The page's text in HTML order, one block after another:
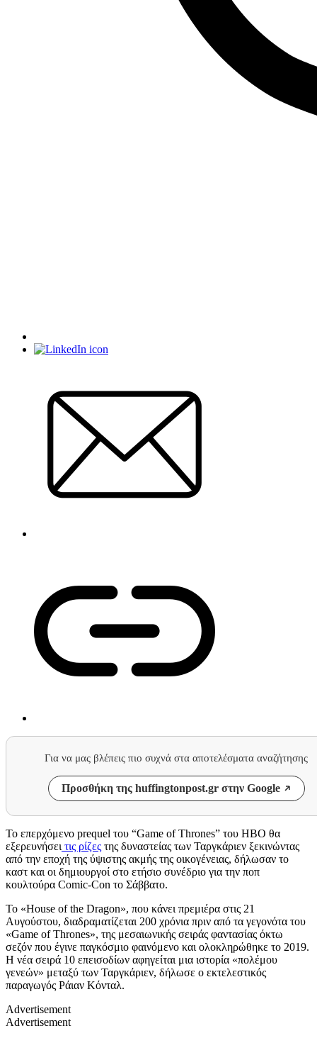
Για να μας βλέπεις πιο συχνά στα αποτελέσματα αναζήτησης
Προσθήκη της huffingtonpost.gr στην Google
Το επερχόμενο prequel του “Game of Thrones” του HBO θα
εξερευνήσει τις ρίζες της δυναστείας των Ταργκάριεν ξεκινώντας
από την εποχή της ύψιστης ακμής της οικογένειας, δήλωσαν το
καστ και οι δημιουργοί στο ετήσιο συνέδριο για την ποπ
κουλτούρα Comic-Con το Σάββατο.
Το «House of the Dragon», που κάνει πρεμιέρα στις 21
Αυγούστου, διαδραματίζεται 200 χρόνια πριν από τα γεγονότα του
«Game of Thrones», της μεσαιωνικής σειράς φαντασίας όκτω
σεζόν που έγινε παγκόσμιο φαινόμενο και ολοκληρώθηκε το 2019.
Η νέα σειρά 10 επεισοδίων αφηγείται μια ιστορία «πολέμου
γενεών» μεταξύ των Ταργκάριεν, δήλωσε ο εκτελεστικός
παραγωγός Ράιαν Κόνταλ.
Advertisement
Advertisement